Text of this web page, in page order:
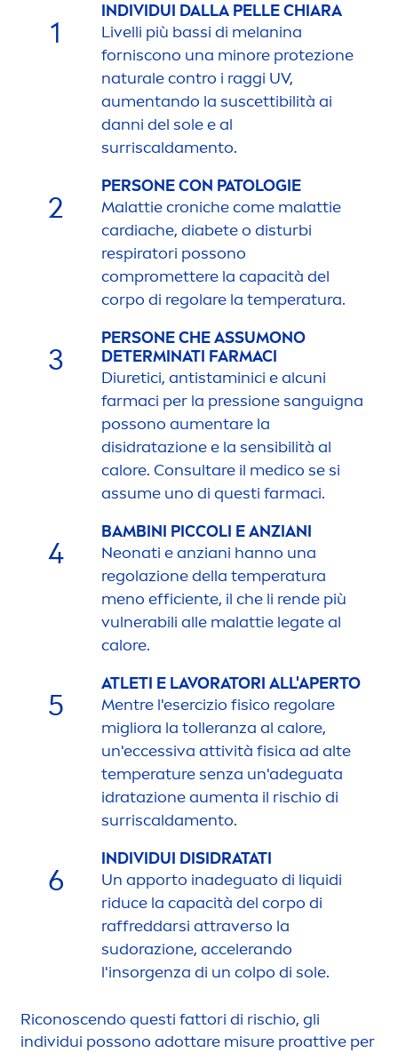
1
INDIVIDUI DALLA PELLE CHIARA
Livelli più bassi di melanina
forniscono una minore protezione
naturale contro i raggi UV,
aumentando la suscettibilità ai
danni del sole e al
surriscaldamento.
2
PERSONE CON PATOLOGIE
Malattie croniche come malattie
cardiache, diabete o disturbi
respiratori possono
compromettere la capacità del
corpo di regolare la temperatura.
3
PERSONE CHE ASSUMONO
DETERMINATI FARMACI
Diuretici, antistaminici e alcuni
farmaci per la pressione sanguigna
possono aumentare la
disidratazione e la sensibilità al
calore. Consultare il medico se si
assume uno di questi farmaci.
4
BAMBINI PICCOLI E ANZIANI
Neonati e anziani hanno una
regolazione della temperatura
meno efficiente, il che li rende più
vulnerabili alle malattie legate al
calore.
5
ATLETI E LAVORATORI ALL'APERTO
Mentre l'esercizio fisico regolare
migliora la tolleranza al calore,
un'eccessiva attività fisica ad alte
temperature senza un'adeguata
idratazione aumenta il rischio di
surriscaldamento.
6
INDIVIDUI DISIDRATATI
Un apporto inadeguato di liquidi
riduce la capacità del corpo di
raffreddarsi attraverso la
sudorazione, accelerando
l'insorgenza di un colpo di sole.
Riconoscendo questi fattori di rischio, gli
individui possono adottare misure proattive per